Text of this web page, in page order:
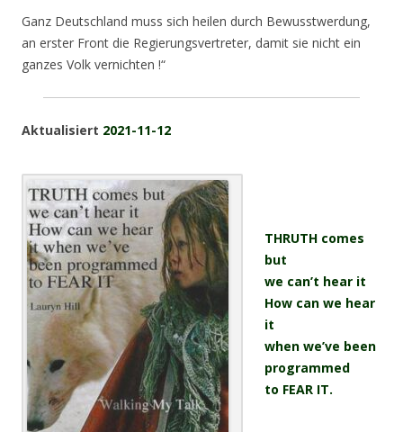
Ganz Deutschland muss sich heilen durch Bewusstwerdung,
an erster Front die Regierungsvertreter, damit sie nicht ein
ganzes Volk vernichten !“
Aktualisiert 2021-11-12
THRUTH comes
but
we can’t hear it
How can we hear
it
when we’ve been
programmed
to FEAR IT.